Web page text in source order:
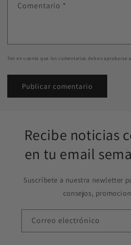
Comentario *
Ten en cuenta que los comentarios deben aprobarse
Recibe noticias
en tu email
Suscríbete a nuestra newletter
consejos,
Correo electrónico